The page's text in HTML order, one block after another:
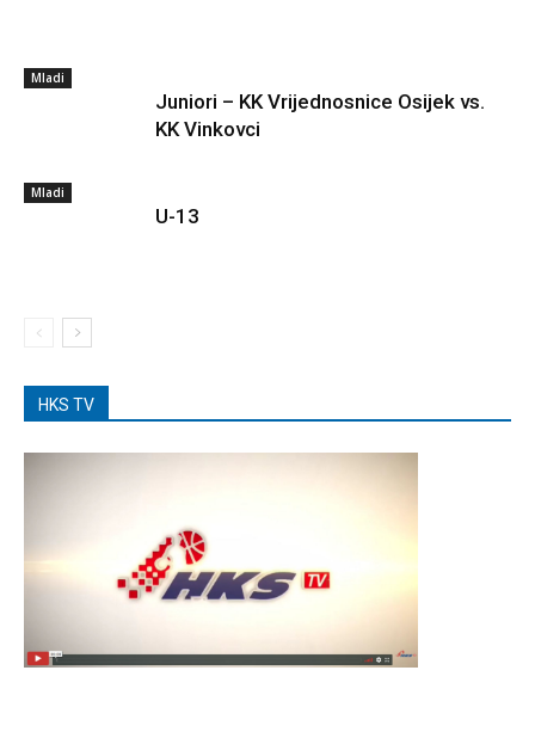
Mladi
Juniori – KK Vrijednosnice Osijek vs.
KK Vinkovci
Mladi
U-13
HKS TV